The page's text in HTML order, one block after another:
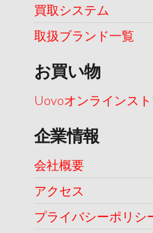
買取システム
取扱ブランド一覧
お買い物
Uovoオンラインス
企業情報
会社概要
アクセス
プライバシーポリシ